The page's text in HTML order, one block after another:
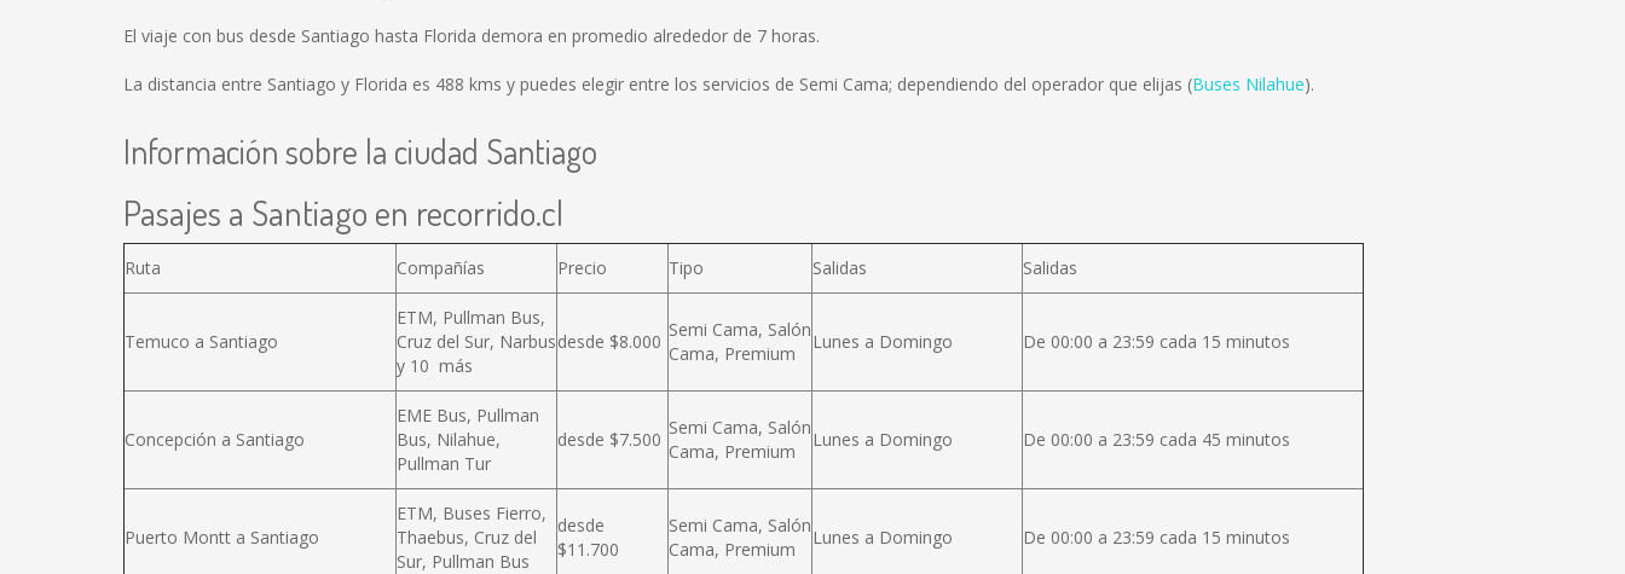
El viaje con bus desde Santiago hasta Florida demora en promedio alrededor de 7 horas.
La distancia entre Santiago y Florida es 488 kms y puedes elegir entre los servicios de Semi Cama; dependiendo del operador que elijas (Buses Nilahue).
Información sobre la ciudad Santiago
Pasajes a Santiago en recorrido.cl
Ruta Compañías Precio Tipo Salidas Salidas
Temuco a Santiago
ETM, Pullman Bus,
Cruz del Sur, Narbus
y 10 más
desde $8.000
Semi Cama, Salón
Cama, Premium
Lunes a Domingo De 00:00 a 23:59 cada 15 minutos
Concepción a Santiago
EME Bus, Pullman
Bus, Nilahue,
Pullman Tur
desde $7.500
Semi Cama, Salón
Cama, Premium
Lunes a Domingo De 00:00 a 23:59 cada 45 minutos
Puerto Montt a Santiago
ETM, Buses Fierro,
Thaebus, Cruz del
Sur, Pullman Bus
desde
$11.700
Semi Cama, Salón
Cama, Premium
Lunes a Domingo De 00:00 a 23:59 cada 15 minutos